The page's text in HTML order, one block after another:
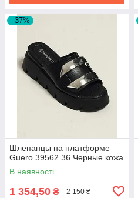
–37%
Шлепанцы на платформе
Guero 39562 36 Черные кожа
В наявності
1 354,50 ₴ 2 150 ₴